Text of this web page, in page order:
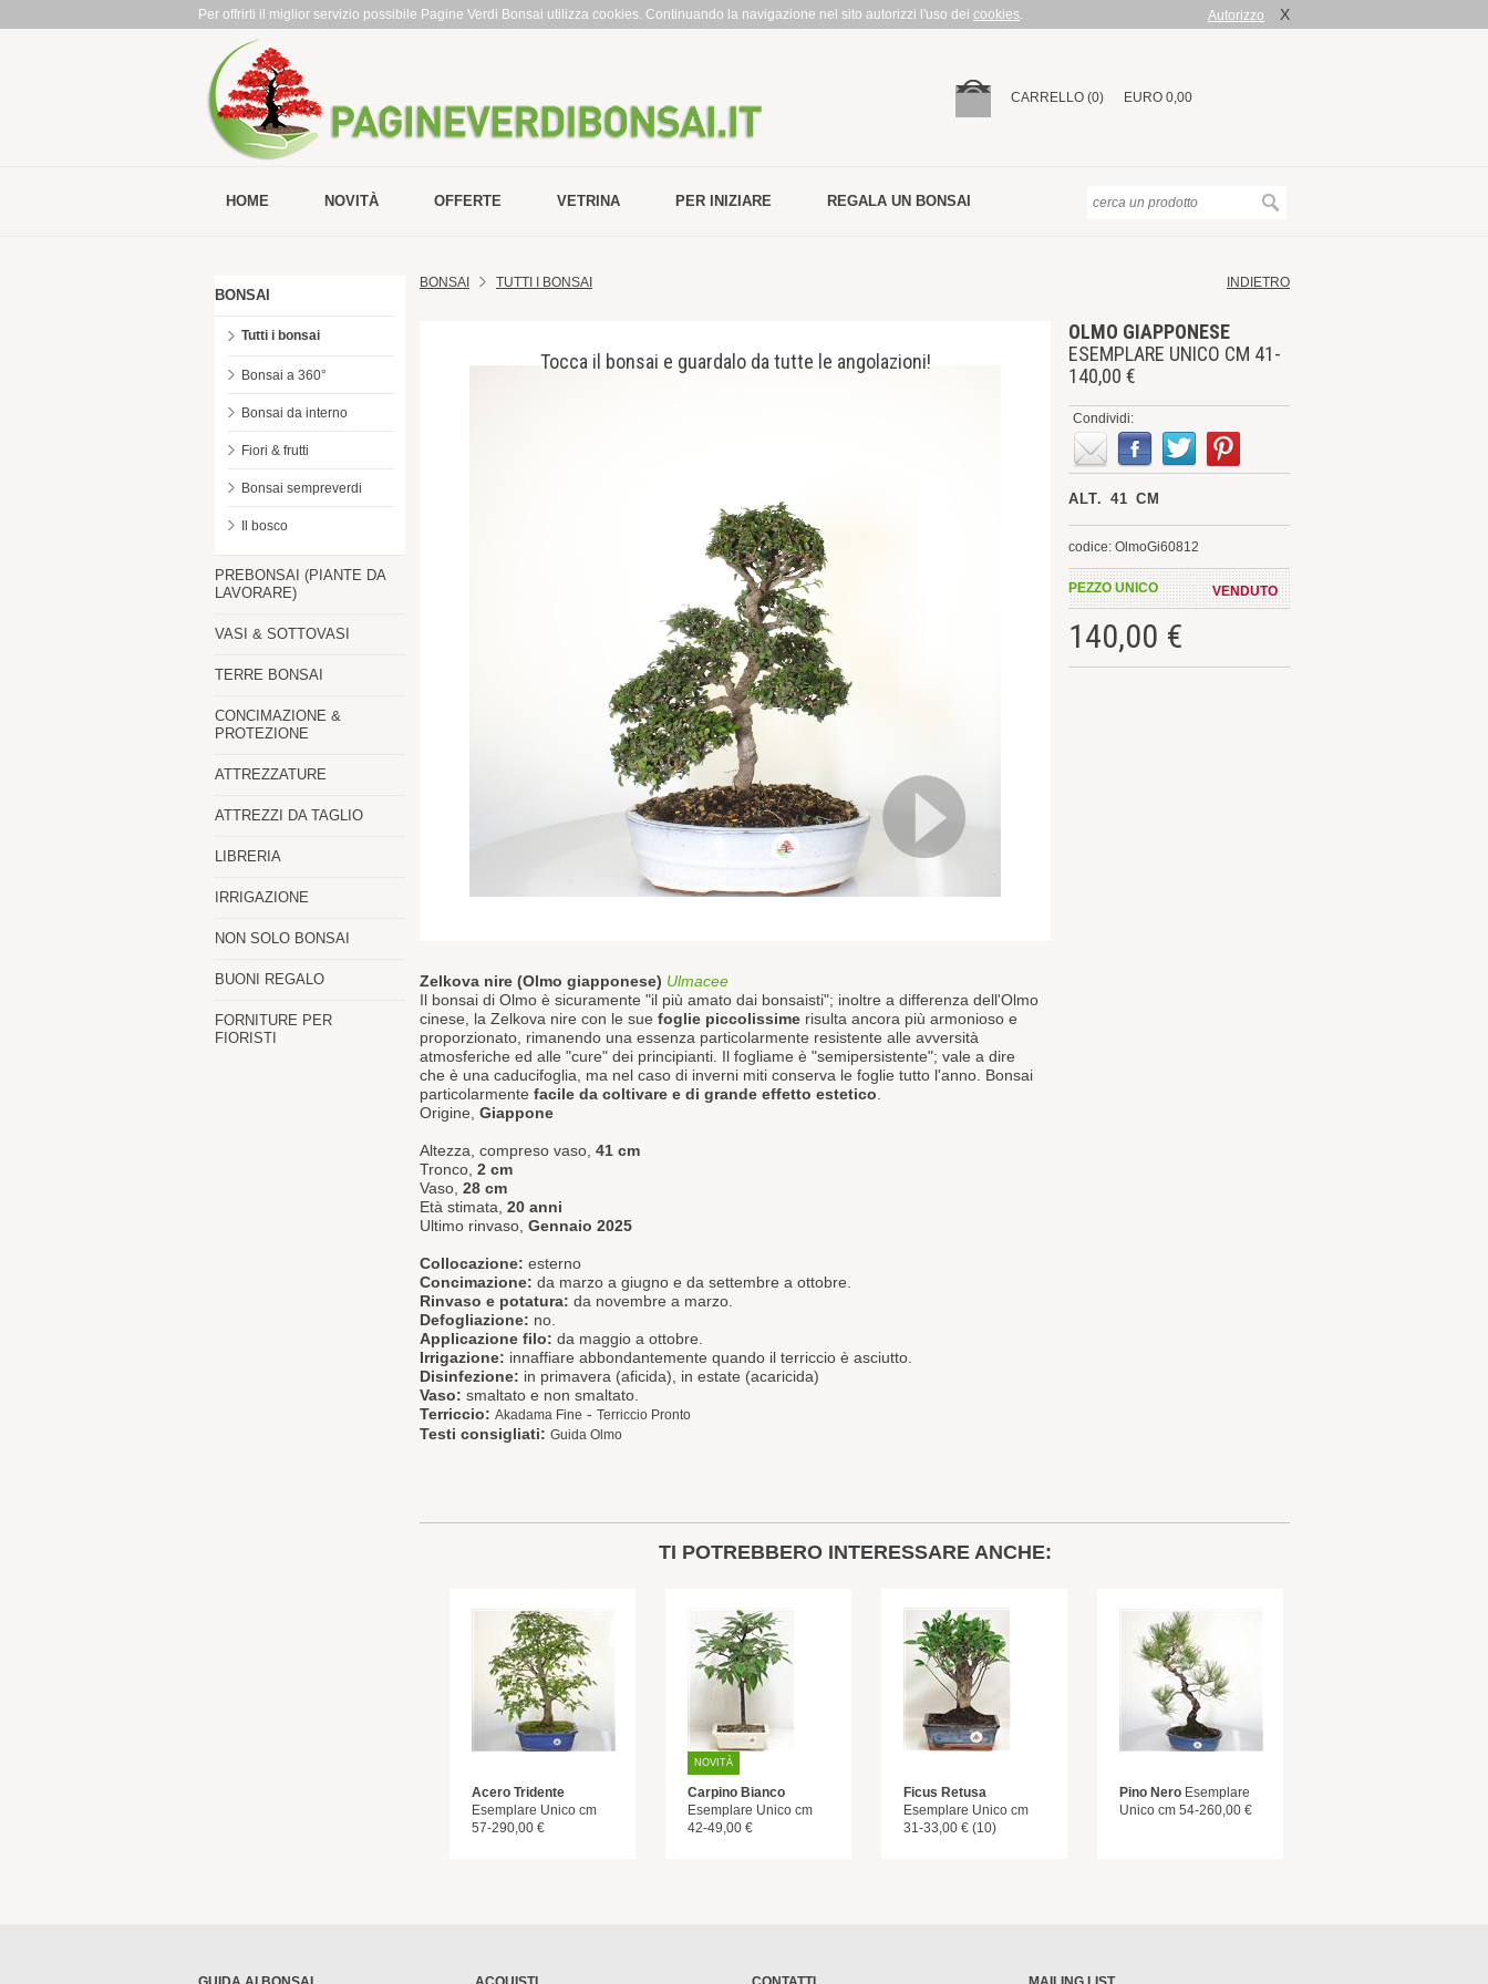
Per offrirti il miglior servizio possibile Pagine Verdi Bonsai utilizza cookies. Continuando la navigazione nel sito autorizzi l'uso dei cookies. Autorizzo X
CARRELLO (0) EURO 0,00
HOME NOVITÀ OFFERTE VETRINA PER INIZIARE REGALA UN BONSAI
BONSAI
Tutti i bonsai
Bonsai a 360°
Bonsai da interno
Fiori & frutti
Bonsai sempreverdi
Il bosco
PREBONSAI (PIANTE DA
LAVORARE)
VASI & SOTTOVASI
TERRE BONSAI
CONCIMAZIONE &
PROTEZIONE
ATTREZZATURE
ATTREZZI DA TAGLIO
LIBRERIA
IRRIGAZIONE
NON SOLO BONSAI
BUONI REGALO
FORNITURE PER
FIORISTI
BONSAI TUTTI I BONSAI INDIETRO
Tocca il bonsai e guardalo da tutte le angolazioni!
Zelkova nire (Olmo giapponese) Ulmacee
Il bonsai di Olmo è sicuramente "il più amato dai bonsaisti"; inoltre a differenza dell'Olmo
cinese, la Zelkova nire con le sue foglie piccolissime risulta ancora più armonioso e
proporzionato, rimanendo una essenza particolarmente resistente alle avversità
atmosferiche ed alle "cure" dei principianti. Il fogliame è "semipersistente"; vale a dire
che è una caducifoglia, ma nel caso di inverni miti conserva le foglie tutto l'anno. Bonsai
particolarmente facile da coltivare e di grande effetto estetico
Origine, Giappone
Altezza, compreso vaso, 41 cm
Tronco, 2 cm
Vaso, 28 cm
Età stimata, 20 anni
Ultimo rinvaso, Gennaio 2025
Collocazione: esterno
Concimazione: da marzo a giugno e da settembre a ottobre.
Rinvaso e potatura: da novembre a marzo.
Defogliazione: no.
Applicazione filo: da maggio a ottobre.
Irrigazione: innaffiare abbondantemente quando il terriccio è asciutto.
Disinfezione: in primavera (aficida), in estate (acaricida)
Vaso: smaltato e non smaltato.
Terriccio: Akadama Fine - Terriccio Pronto
Testi consigliati: Guida Olmo
OLMO GIAPPONESE
ESEMPLARE UNICO CM 41-
140,00 €
Condividi:
ALT. 41 CM
codice: OlmoGi60812
PEZZO UNICO
140,00 €
VENDUTO
TI POTREBBERO INTERESSARE ANCHE:
Acero Tridente
Esemplare Unico cm
57-290,00 €
NOVITÀ
Carpino Bianco
Esemplare Unico cm
42-49,00 €
Ficus Retusa
Esemplare Unico cm
31-33,00 € (10)
Pino Nero Esemplare
Unico cm 54-260,00 €